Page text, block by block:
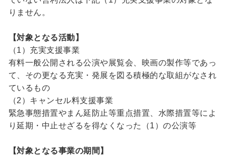
りません。
【対象となる活動】
（1）充実支援事業
有料一般公開される公演や展覧会、映画の製作等であっ
て、その更なる充実・発展を図る積極的な取組がなされ
ているもの
（2）キャンセル料支援事業
緊急事態措置やまん延防止等重点措置、水際措置等によ
り延期・中止せざるを得なくなった（1）の公演等
【対象となる事業の期間】